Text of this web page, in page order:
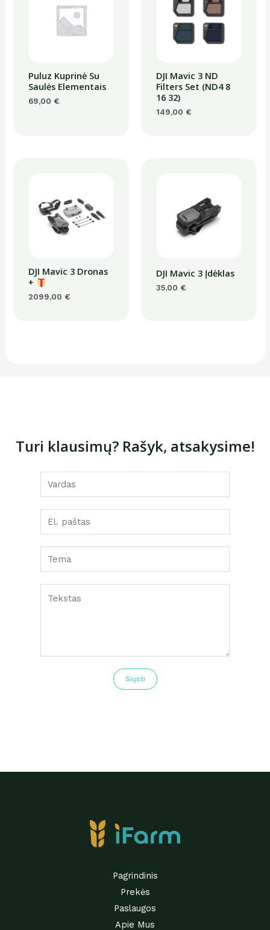
Puluz Kuprinė Su
Saulės Elementais
69,00 €
DJI Mavic 3 ND
Filters Set (ND4 8
16 32)
149,00 €
DJI Mavic 3 Dronas
+
2099,00 €
DJI Mavic 3 Įdėklas
35,00 €
Turi klausimų? Rašyk, atsakysime!
Siųsti
Pagrindinis
Prekės
Paslaugos
Apie Mus